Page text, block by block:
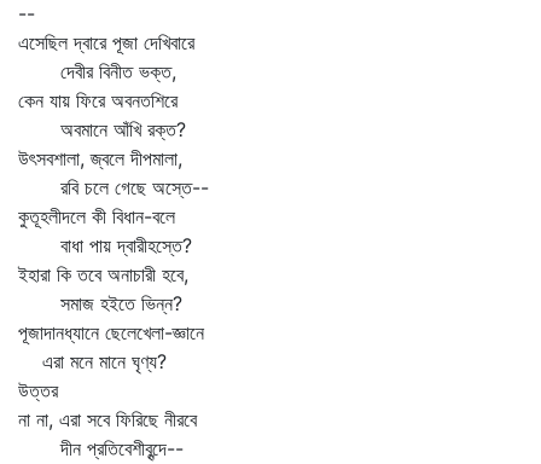
--
এসেছিল দ্বারে পূজা দেখিবারে
দেবীর বিনীত ভক্ত,
কেন যায় ফিরে অবনতশিরে
অবমানে আঁখি রক্ত?
উৎসবশালা, জ্বলে দীপমালা,
রবি চলে গেছে অস্তে--
কুতূহলীদলে কী বিধান-বলে
বাধা পায় দ্বারীহস্তে?
ইহারা কি তবে অনাচারী হবে,
সমাজ হইতে ভিন্ন?
পূজাদানধ্যানে ছেলেখেলা-জ্ঞানে
এরা মনে মানে ঘৃণ্য?
উত্তর
না না, এরা সবে ফিরিছে নীরবে
দীন প্রতিবেশীবৃন্দে--